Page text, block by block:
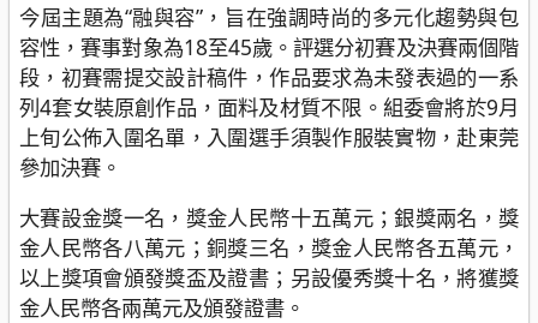
今屆主題為“融與容”，旨在強調時尚的多元化趨勢與包
容性，賽事對象為18至45歲。評選分初賽及決賽兩個階
段，初賽需提交設計稿件，作品要求為未發表過的一系
列4套女裝原創作品，面料及材質不限。組委會將於9月
上旬公佈入圍名單，入圍選手須製作服裝實物，赴東莞
參加決賽。
大賽設金獎一名，獎金人民幣十五萬元；銀獎兩名，獎
金人民幣各八萬元；銅獎三名，獎金人民幣各五萬元，
以上獎項會頒發獎盃及證書；另設優秀獎十名，將獲獎
金人民幣各兩萬元及頒發證書。